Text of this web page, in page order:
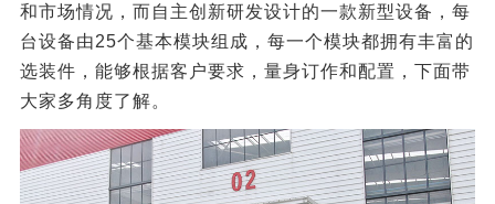
和市场情况，而自主创新研发设计的一款新型设备，每
台设备由25个基本模块组成，每一个模块都拥有丰富的
选装件，能够根据客户要求，量身订作和配置，下面带
大家多角度了解。